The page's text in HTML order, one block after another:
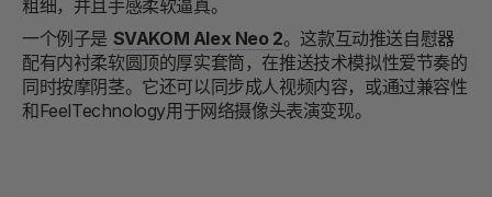
粗细，并且手感柔软逼真。
一个例子是 SVAKOM Alex Neo 2。这款互动推送自慰器
配有内衬柔软圆顶的厚实套筒，在推送技术模拟性爱节奏的
同时按摩阴茎。它还可以同步成人视频内容，或通过兼容性
和FeelTechnology用于网络摄像头表演变现。